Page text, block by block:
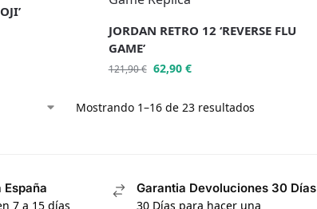
JORDAN RETRO 12 ‘REVERSE FLU
GAME’
121,90€ 62,90 €
Mostrando 1–16 de 23 resultados
España
7 a 15 días
Garantia Devoluciones 30 Días
30 Días para hacer una